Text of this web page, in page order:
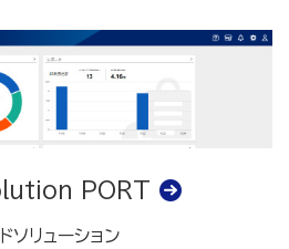
PORT
ソリューション